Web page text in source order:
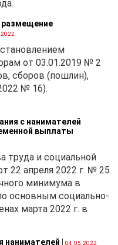
с отходами
сбора,
отходов
и отходов
в части
обязанности
размещение
от 03.01.2019 № 2
сборов (пошлин),
№ 16).
с нанимателей
выплаты
труда и социальной
22 апреля 2022 г. № 25
минимума в
основным социально-
марта 2022 г. в
нанимателей 04.05.2022